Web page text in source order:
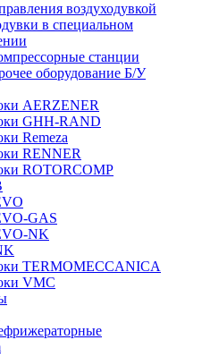
воздуходувкой
в специальном
станции
оборудование Б/У
AERZENER
GHH-RAND
Remeza
RENNER
ROTORCOMP
GAS
NK
TERMOMECCANICA
VMC